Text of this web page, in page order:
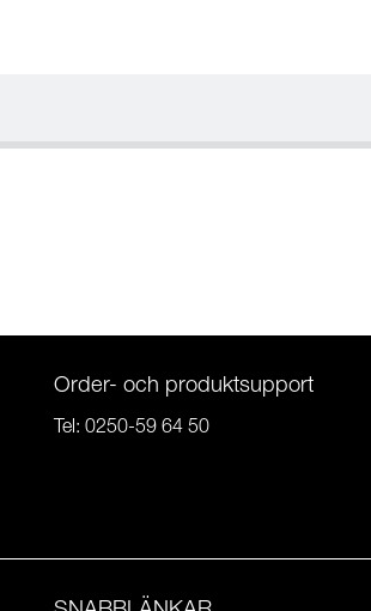
Order- och produktsupport
Tel: 0250-59 64 50